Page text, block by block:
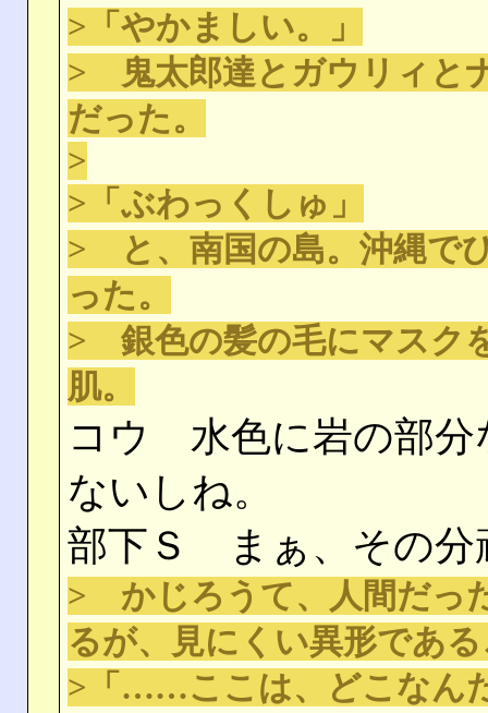
>「やかましい。」
> 鬼太郎達とガウリィと
だった。
>
>「ぶわっくしゅ」
> と、南国の島。沖縄で
った。
> 銀色の髪の毛にマスク
肌。
コウ 水色に岩の部分
ないしね。
部下Ｓ まぁ、その分
> かじろうて、人間だっ
るが、見にくい異形であ
>「……ここは、どこな